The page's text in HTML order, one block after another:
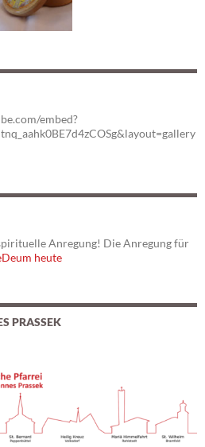
embed?
Anregung! Die Anregung für
heute
PRASSEK